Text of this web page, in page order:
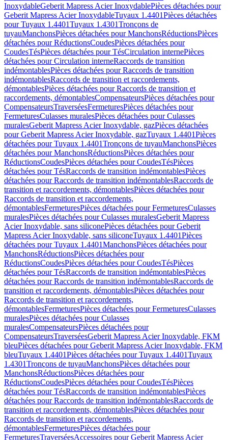
InoxydableGeberit Mapress Acier InoxydablePièces détachées pour
Geberit Mapress Acier InoxydableTuyaux 1.4401Pièces détachées
pour Tuyaux 1.4401Tuyaux 1.4301Tronçons de
tuyauManchonsPièces détachées pour ManchonsRéductionsPièces
détachées pour RéductionsCoudesPièces détachées pour
CoudesTésPièces détachées pour TésCirculation internePièces
détachées pour Circulation interneRaccords de transition
indémontablesPièces détachées pour Raccords de transition
indémontablesRaccords de transition et raccordements,
démontablesPièces détachées pour Raccords de transition et
raccordements, démontablesCompensateursPièces détachées pour
CompensateursTraverséesFermeturesPièces détachées pour
FermeturesCulasses muralesPièces détachées pour Culasses
muralesGeberit Mapress Acier Inoxydable, gazPièces détachées
pour Geberit Mapress Acier Inoxydable, gazTuyaux 1.4401Pièces
détachées pour Tuyaux 1.4401Tronçons de tuyauManchonsPièces
détachées pour ManchonsRéductionsPièces détachées pour
RéductionsCoudesPièces détachées pour CoudesTésPièces
détachées pour TésRaccords de transition indémontablesPièces
détachées pour Raccords de transition indémontablesRaccords de
transition et raccordements, démontablesPièces détachées pour
Raccords de transition et raccordements,
démontablesFermeturesPièces détachées pour FermeturesCulasses
muralesPièces détachées pour Culasses muralesGeberit Mapress
Acier Inoxydable, sans siliconePièces détachées pour Geberit
Mapress Acier Inoxydable, sans siliconeTuyaux 1.4401Pièces
détachées pour Tuyaux 1.4401ManchonsPièces détachées pour
ManchonsRéductionsPièces détachées pour
RéductionsCoudesPièces détachées pour CoudesTésPièces
détachées pour TésRaccords de transition indémontablesPièces
détachées pour Raccords de transition indémontablesRaccords de
transition et raccordements, démontablesPièces détachées pour
Raccords de transition et raccordements,
démontablesFermeturesPièces détachées pour FermeturesCulasses
muralesPièces détachées pour Culasses
muralesCompensateursPièces détachées pour
CompensateursTraverséesGeberit Mapress Acier Inoxydable, FKM
bleuPièces détachées pour Geberit Mapress Acier Inoxydable, FKM
bleuTuyaux 1.4401Pièces détachées pour Tuyaux 1.4401Tuyaux
1.4301Tronçons de tuyauManchonsPièces détachées pour
ManchonsRéductionsPièces détachées pour
RéductionsCoudesPièces détachées pour CoudesTésPièces
détachées pour TésRaccords de transition indémontablesPièces
détachées pour Raccords de transition indémontablesRaccords de
transition et raccordements, démontablesPièces détachées pour
Raccords de transition et raccordements,
démontablesFermeturesPièces détachées pour
FermeturesTraverséesAccessoires pour Geberit Mapress Acier